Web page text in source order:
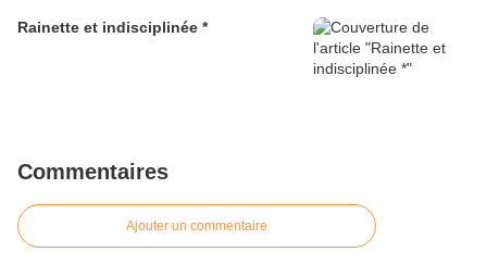
Rainette et indisciplinée *
Commentaires
Ajouter un commentaire